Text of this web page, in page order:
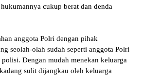
cukup berat dan denda
anggota Polri dengan pihak
seolah-olah sudah seperti anggota Polri
Dengan mudah menekan keluarga
sulit dijangkau oleh keluarga